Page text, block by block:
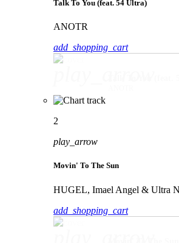
Talk To You (feat. 54 Ultra)
ANOTR
add_shopping_cart
2
play_arrow
Movin' To The Sun
HUGEL, Imael Angel & Ultra
add_shopping_cart